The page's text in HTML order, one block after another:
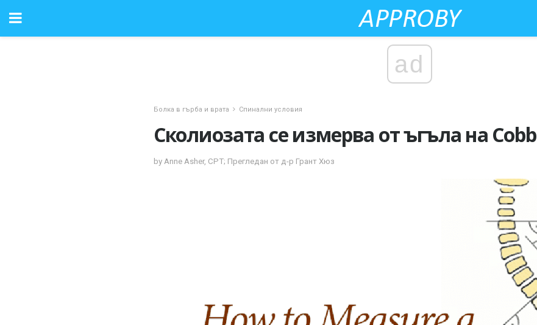
ad
Болка в гърба и врата Спинални условия
Сколиозата се измерва от ъгъла на Cobb
by Anne Asher, CPT; Прегледан от д-р Грант Хюз